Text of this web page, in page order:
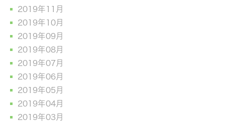
2019年11月
2019年10月
2019年09月
2019年08月
2019年07月
2019年06月
2019年05月
2019年04月
2019年03月